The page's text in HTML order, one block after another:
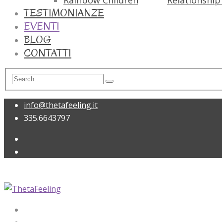
TESTIMONIANZE
EVENTI
BLOG
CONTATTI
info@thetafeeling.it
335.6643797